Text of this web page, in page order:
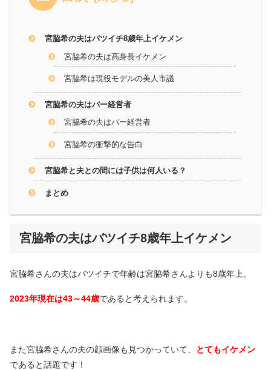
宮脇希の夫はバツイチ8歳年上イケメン
宮脇希の夫は高身長イケメン
宮脇希は現役モデルの美人市議
宮脇希の夫はバー経営者
宮脇希の夫はバー経営者
宮脇希の衝撃的な告白
宮脇希と夫との間には子供は何人いる？
まとめ
宮脇希の夫はバツイチ8歳年上イケメン
宮脇希さんの夫はバツイチで年齢は宮脇希さんよりも8歳年上。
2023年現在は43～44歳であると考えられます。
また宮脇希さんの夫の顔画像も見つかっていて、
とてもイケメン
であると話題です！